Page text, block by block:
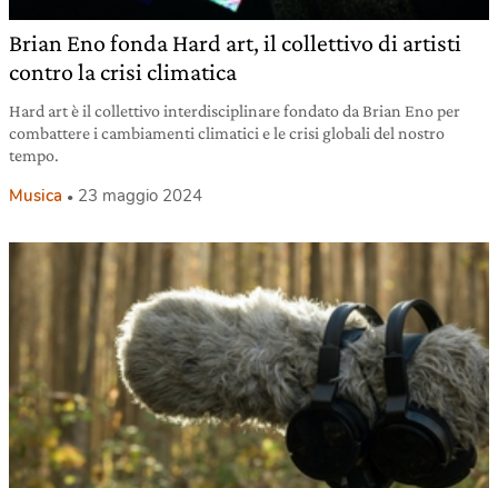
Brian Eno fonda Hard art, il collettivo di artisti
contro la crisi climatica
Hard art è il collettivo interdisciplinare fondato da Brian Eno per
combattere i cambiamenti climatici e le crisi globali del nostro
tempo.
Musica 23 maggio 2024